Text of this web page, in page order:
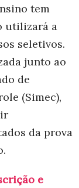
tem
utilizará a
seletivos.
junto ao
de
(Simec),
da prova
e